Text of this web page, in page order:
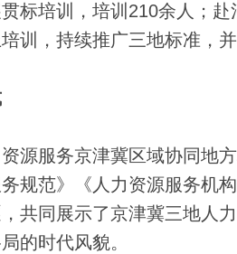
标培训，培训210余人；
训，持续推广三地标准，
服务京津冀区域协同地方
规范》《人力资源服务机
共同展示了京津冀三地人
的时代风貌。